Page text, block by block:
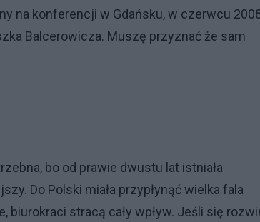
na konferencji w Gdańsku, w czerwcu
Balcerowicza. Muszę przyznać że sam
bo od prawie dwustu lat istniała
Do Polski miała przypłynąć wielka fala
biurokraci stracą cały wpływ. Jeśli się